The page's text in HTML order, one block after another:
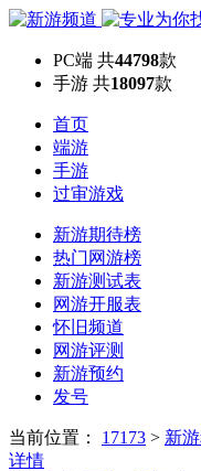
PC端 共44798款
手游 共18097款
首页
端游
手游
过审游戏
新游期待榜
热门网游榜
新游测试表
网游开服表
怀旧频道
网游评测
新游预约
发号
当前位置： 17173 > 新
详情